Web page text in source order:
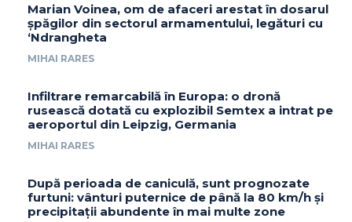
Marian Voinea, om de afaceri arestat în dosarul
șpăgilor din sectorul armamentului, legături cu
‘Ndrangheta
MIHAI RARES
Infiltrare remarcabilă în Europa: o dronă
rusească dotată cu explozibil Semtex a intrat pe
aeroportul din Leipzig, Germania
MIHAI RARES
După perioada de caniculă, sunt prognozate
furtuni: vânturi puternice de până la 80 km/h și
precipitații abundente în mai multe zone